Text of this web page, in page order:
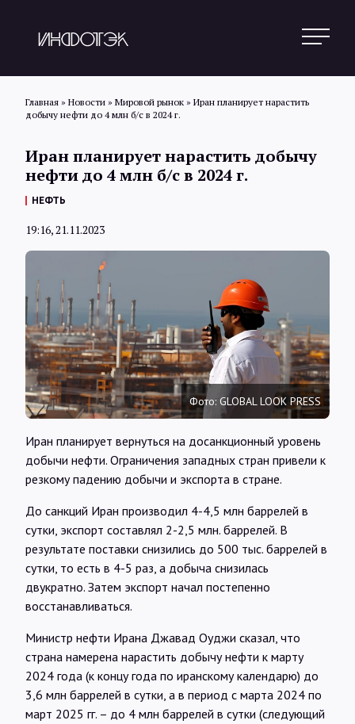
Статьи
Обзоры
Интервью
Карты
О нас
@Infotek_Russia
Главная » Новости » Мировой рынок » Иран планирует нарастить
добычу нефти до 4 млн б/с в 2024 г.
Иран планирует нарастить добычу
нефти до 4 млн б/с в 2024 г.
НЕФТЬ
19:16, 21.11.2023
Фото: GLOBAL LOOK PRESS
Иран планирует вернуться на досанкционный уровень
добычи нефти. Ограничения западных стран привели к
резкому падению добычи и экспорта в стране.
До санкций Иран производил 4-4,5 млн баррелей в
сутки, экспорт составлял 2-2,5 млн. баррелей. В
результате поставки снизились до 500 тыс. баррелей в
сутки, то есть в 4-5 раз, а добыча снизилась
двукратно. Затем экспорт начал постепенно
восстанавливаться.
Министр нефти Ирана Джавад Оуджи сказал, что
страна намерена нарастить добычу нефти к марту
2024 года (к концу года по иранскому календарю) до
3,6 млн баррелей в сутки, а в период с марта 2024 по
март 2025 гг. – до 4 млн баррелей в сутки (следующий